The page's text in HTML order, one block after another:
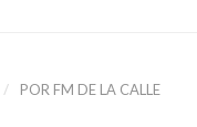
/ POR FM DE LA CALLE